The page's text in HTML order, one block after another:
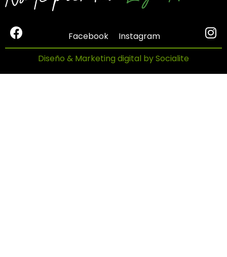
Facebook
Instagram
Diseño & Marketing digital by Socialite